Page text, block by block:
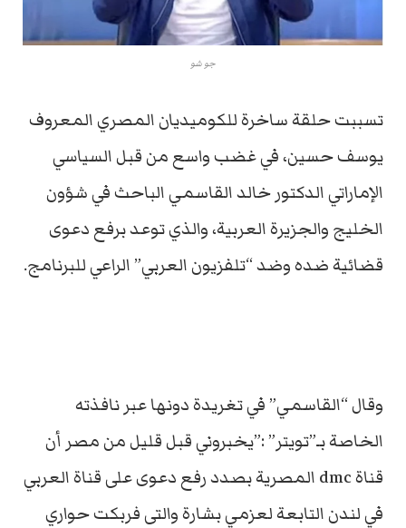
جو شو
تسببت حلقة ساخرة للكوميديان المصري المعروف
يوسف حسين، في غضب واسع من قبل السياسي
الإماراتي الدكتور خالد القاسمي الباحث في شؤون
الخليج والجزيرة العربية‎، والذي توعد برفع دعوى
قضائية ضده وضد “تلفزيون العربي” الراعي للبرنامج.
وقال “القاسمي” في تغريدة دونها عبر نافذته
الخاصة بـ”تويتر” :”يخبروني قبل قليل من مصر أن
قناة dmc المصرية بصدد رفع دعوى على قناة العربي
في لندن التابعة لعزمي بشارة والتى فربكت حواري